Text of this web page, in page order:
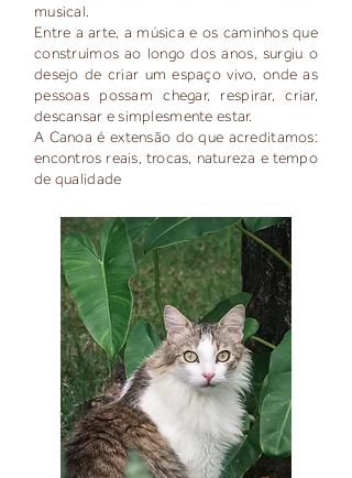
musical.
Entre a arte, a música e os caminhos que
construímos ao longo dos anos, surgiu o
desejo de criar um espaço vivo, onde as
pessoas possam chegar, respirar, criar,
descansar e simplesmente estar.
A Canoa é extensão do que acreditamos:
encontros reais, trocas, natureza e tempo
de qualidade